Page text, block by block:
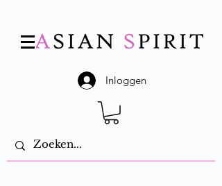
Inloggen